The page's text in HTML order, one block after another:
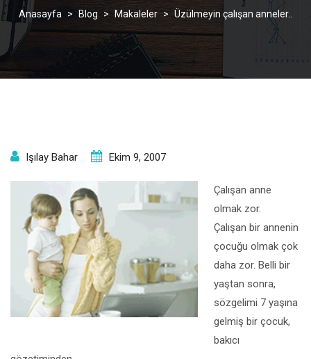
> Blog > Makaleler > Üzülmeyin çalışan anneler..
Işılay Bahar Ekim 9, 2007
Çalışan anne
olmak zor.
Çalışan bir annenin
çocuğu olmak çok
daha zor. Belli bir
yaştan sonra,
sözgelimi 7 yaşına
gelmiş bir çocuk,
bakıcı